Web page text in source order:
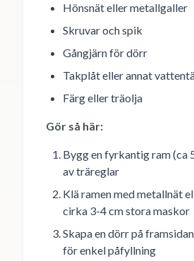
Hönsnät eller metallgaller
Skruvar och spik
Gångjärn för dörr
Takplåt eller annat
Färg eller träolja
Gör så här:
Bygg en fyrkantig ram (ca
av träreglar
Klä ramen med metallnät
cirka 3-4 cm stora maskor
Skapa en dörr på
för enkel påfyllning